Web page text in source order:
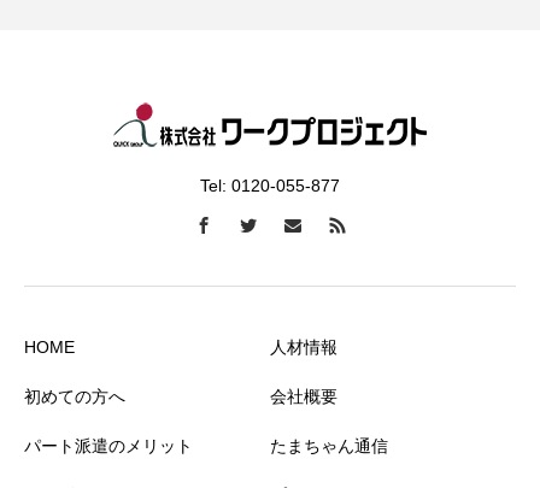
Tel: 0120-055-877
HOME
初めての方へ
パート派遣のメリット
人材情報
会社概要
たまちゃん通信